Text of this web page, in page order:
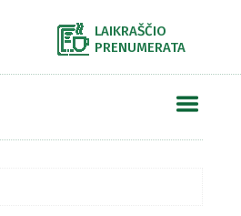
LAIKRAŠČIO
PRENUMERATA